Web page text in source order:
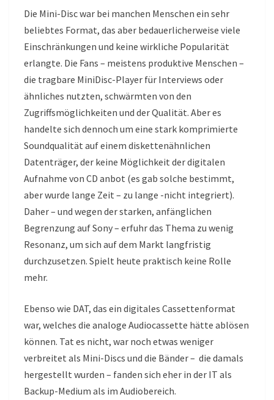
Die Mini-Disc war bei manchen Menschen ein sehr
beliebtes Format, das aber bedauerlicherweise viele
Einschränkungen und keine wirkliche Popularität
erlangte. Die Fans – meistens produktive Menschen –
die tragbare MiniDisc-Player für Interviews oder
ähnliches nutzten, schwärmten von den
Zugriffsmöglichkeiten und der Qualität. Aber es
handelte sich dennoch um eine stark komprimierte
Soundqualität auf einem diskettenähnlichen
Datenträger, der keine Möglichkeit der digitalen
Aufnahme von CD anbot (es gab solche bestimmt,
aber wurde lange Zeit – zu lange -nicht integriert).
Daher – und wegen der starken, anfänglichen
Begrenzung auf Sony – erfuhr das Thema zu wenig
Resonanz, um sich auf dem Markt langfristig
durchzusetzen. Spielt heute praktisch keine Rolle
mehr.
Ebenso wie DAT, das ein digitales Cassettenformat
war, welches die analoge Audiocassette hätte ablösen
können. Tat es nicht, war noch etwas weniger
verbreitet als Mini-Discs und die Bänder – die damals
hergestellt wurden – fanden sich eher in der IT als
Backup-Medium als im Audiobereich.